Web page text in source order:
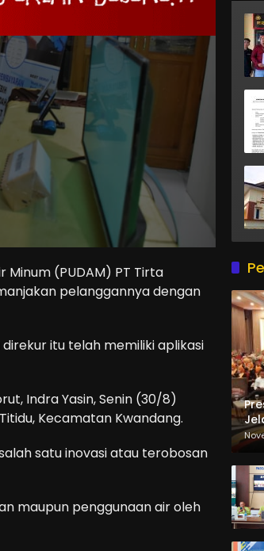
Minum (PUDAM) PT Tirta
pelanggannya dengan
direkur itu telah memiliki aplikasi
Indra Yasin, Senin (30/8)
Kecamatan Kwandang.
satu inovasi atau terobosan
maupun penggunaan air oleh